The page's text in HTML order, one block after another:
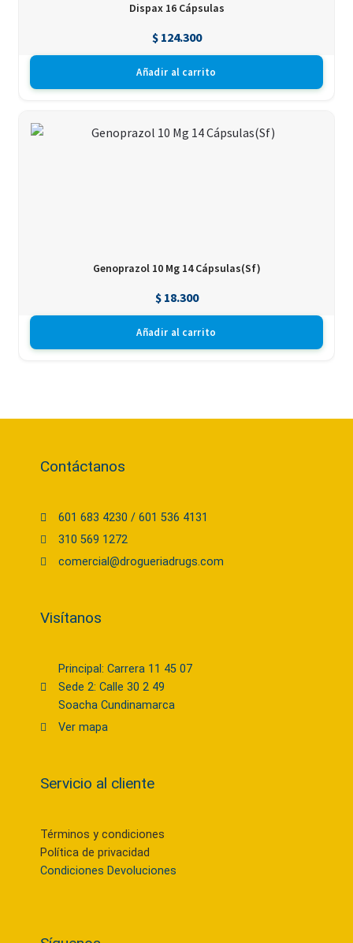
Dispax 16 Cápsulas
$124.300
Añadir al carrito
Genoprazol 10 Mg 14 Cápsulas(Sf)
$18.300
Añadir al carrito
Contáctanos
601 683 4230 / 601 536 4131
310 569 1272
comercial@drogueriadrugs.com
Visítanos
Principal: Carrera 11 45 07
Sede 2: Calle 30 2 49
Soacha Cundinamarca
Ver mapa
Servicio al cliente
Términos y condiciones
Política de privacidad
Condiciones Devoluciones